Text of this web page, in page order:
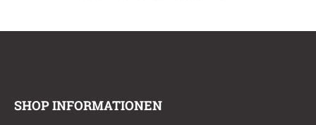
SHOP INFORMATIONEN